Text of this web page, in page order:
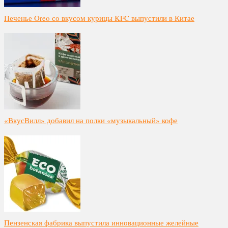
Печенье Oreo со вкусом курицы KFC выпустили в Китае
«ВкусВилл» добавил на полки «музыкальный» кофе
Пензенская фабрика выпустила инновационные желейные